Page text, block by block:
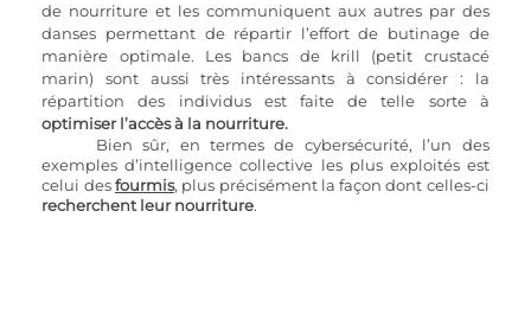
de nourriture et les communiquent aux autres par des
danses permettant de répartir l’effort de butinage de
manière optimale. Les bancs de krill (petit crustacé
marin) sont aussi très intéressants à considérer : la
optimiser l’accès à la nourriture.
Bien sûr, en termes de cybersécurité, l’un des
exemples d’intelligence collective les plus exploités est
celui des fourmis
recherchent leur nourriture.